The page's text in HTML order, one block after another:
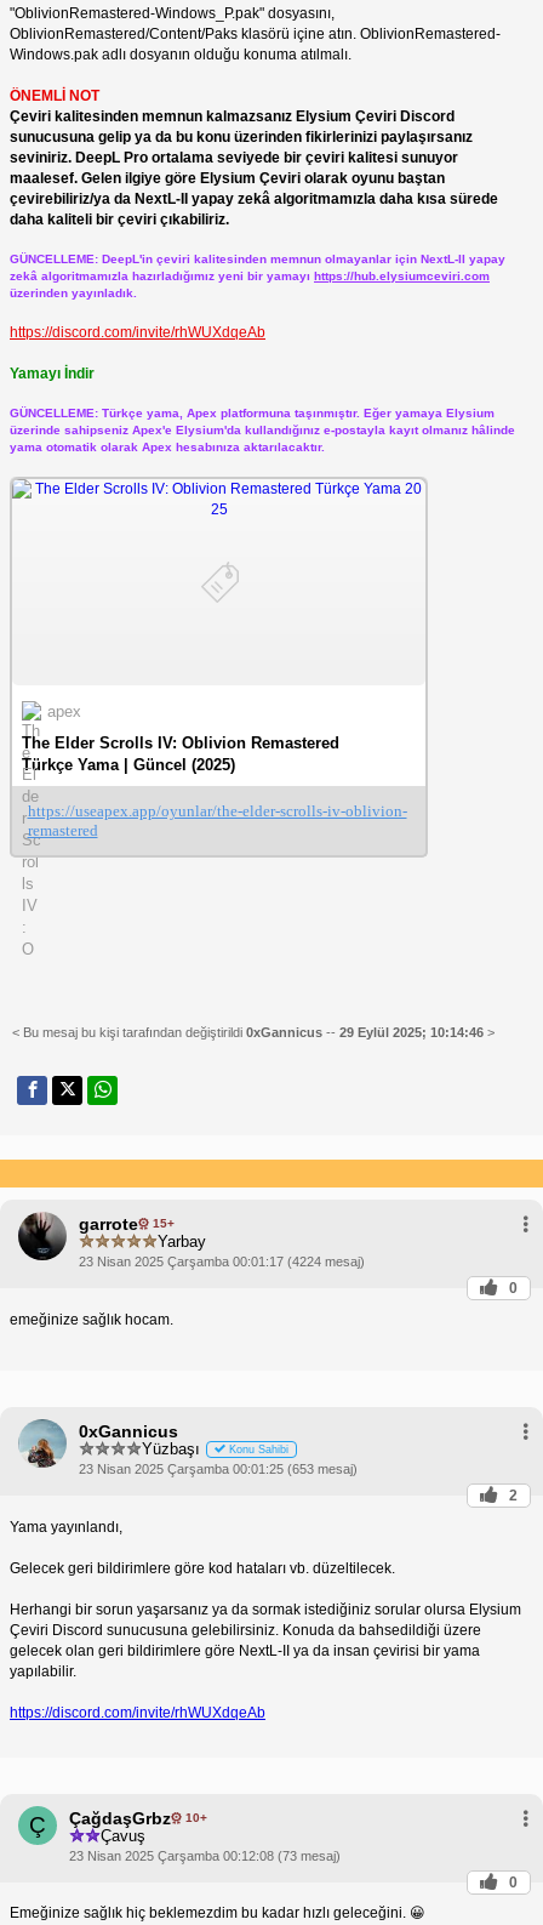
"OblivionRemastered-Windows_P.pak" dosyasını,
OblivionRemastered/Content/Paks klasörü içine atın. OblivionRemastered-
Windows.pak adlı dosyanın olduğu konuma atılmalı.
ÖNEMLİ NOT
Çeviri kalitesinden memnun kalmazsanız Elysium Çeviri Discord
sunucusuna gelip ya da bu konu üzerinden fikirlerinizi paylaşırsanız
seviniriz. DeepL Pro ortalama seviyede bir çeviri kalitesi sunuyor
maalesef. Gelen ilgiye göre Elysium Çeviri olarak oyunu baştan
çevirebiliriz/ya da NextL-II yapay zekâ algoritmamızla daha kısa sürede
daha kaliteli bir çeviri çıkabiliriz.
GÜNCELLEME: DeepL'in çeviri kalitesinden memnun olmayanlar için NextL-II yapay
zekâ algoritmamızla hazırladığımız yeni bir yamayı https://hub.elysiumceviri.com
üzerinden yayınladık.
https://discord.com/invite/rhWUXdqeAb
Yamayı İndir
GÜNCELLEME: Türkçe yama, Apex platformuna taşınmıştır. Eğer yamaya Elysium
üzerinde sahipseniz Apex'e Elysium'da kullandığınız e-postayla kayıt olmanız hâlinde
yama otomatik olarak Apex hesabınıza aktarılacaktır.
apex
The Elder Scrolls IV: Oblivion Remastered
Türkçe Yama | Güncel (2025)
https://useapex.app/oyunlar/the-elder-scrolls-iv-oblivion-
remastered
< Bu mesaj bu kişi tarafından değiştirildi 0xGannicus -- 29 Eylül 2025; 10:14:46 >
garrote 15+
Yarbay
23 Nisan 2025 Çarşamba 00:01:17 (4224 mesaj)
0
emeğinize sağlık hocam.
0xGannicus
Yüzbaşı Konu Sahibi
23 Nisan 2025 Çarşamba 00:01:25 (653 mesaj)
2
Yama yayınlandı,
Gelecek geri bildirimlere göre kod hataları vb. düzeltilecek.
Herhangi bir sorun yaşarsanız ya da sormak istediğiniz sorular olursa Elysium
Çeviri Discord sunucusuna gelebilirsiniz. Konuda da bahsedildiği üzere
gelecek olan geri bildirimlere göre NextL-II ya da insan çevirisi bir yama
yapılabilir.
https://discord.com/invite/rhWUXdqeAb
Ç ÇağdaşGrbz 10+
Çavuş
23 Nisan 2025 Çarşamba 00:12:08 (73 mesaj)
0
Emeğinize sağlık hiç beklemezdim bu kadar hızlı geleceğini. 😀